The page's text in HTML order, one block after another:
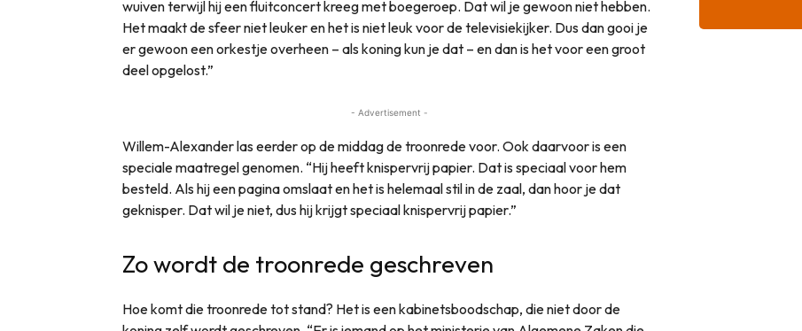
wuiven terwijl hij een fluitconcert kreeg met boegeroep. Dat wil je gewoon niet hebben.
Het maakt de sfeer niet leuker en het is niet leuk voor de televisiekijker. Dus dan gooi je
er gewoon een orkestje overheen – als koning kun je dat – en dan is het voor een groot
deel opgelost.”
- Advertisement -
Willem-Alexander las eerder op de middag de troonrede voor. Ook daarvoor is een
speciale maatregel genomen. “Hij heeft knispervrij papier. Dat is speciaal voor hem
besteld. Als hij een pagina omslaat en het is helemaal stil in de zaal, dan hoor je dat
geknisper. Dat wil je niet, dus hij krijgt speciaal knispervrij papier.”
Zo wordt de troonrede geschreven
Hoe komt die troonrede tot stand? Het is een kabinetsboodschap, die niet door de